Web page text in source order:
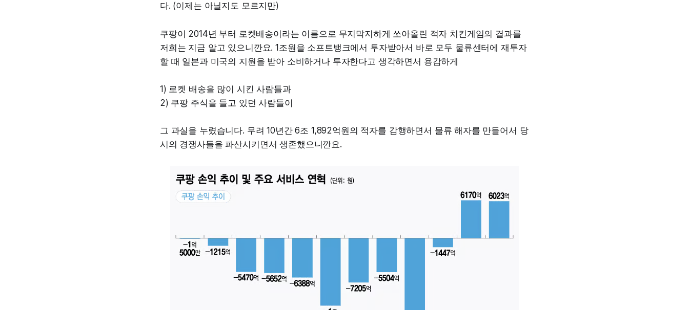
다. (이제는 아닐지도 모르지만)
쿠팡이 2014년 부터 로켓배송이라는 이름으로 무지막지하게 쏘아올린 적자 치킨게임의 결과를
저희는 지금 알고 있으니깐요. 1조원을 소프트뱅크에서 투자받아서 바로 모두 물류센터에 재투자
할 때 일본과 미국의 지원을 받아 소비하거나 투자한다고 생각하면서 용감하게
1) 로켓 배송을 많이 시킨 사람들과
2) 쿠팡 주식을 들고 있던 사람들이
그 과실을 누렸습니다. 무려 10년간 6조 1,892억원의 적자를 감행하면서 물류 해자를 만들어서 당
시의 경쟁사들을 파산시키면서 생존했으니깐요.